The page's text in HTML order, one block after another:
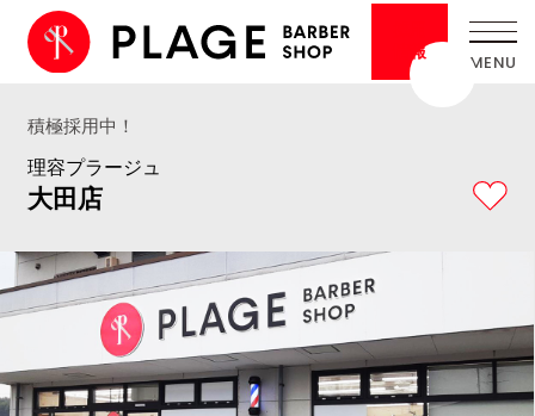
情報
積極採用中！
理容プラージュ
大田店